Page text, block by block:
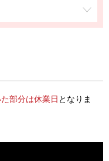
部分は休業日 となりま